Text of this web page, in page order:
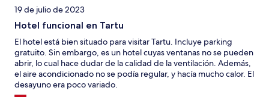
19 de julio de 2023
Hotel funcional en Tartu
El hotel está bien situado para visitar Tartu. Incluye parking
gratuito. Sin embargo, es un hotel cuyas ventanas no se pueden
abrir, lo cual hace dudar de la calidad de la ventilación. Además,
el aire acondicionado no se podía regular, y hacía mucho calor. El
desayuno era poco variado.